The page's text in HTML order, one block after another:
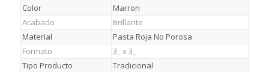
Color
Marron
Acabado
Brillante
Material
Pasta Roja No Porosa
Formato
3_ x 3_
Tipo Producto
Tradicional